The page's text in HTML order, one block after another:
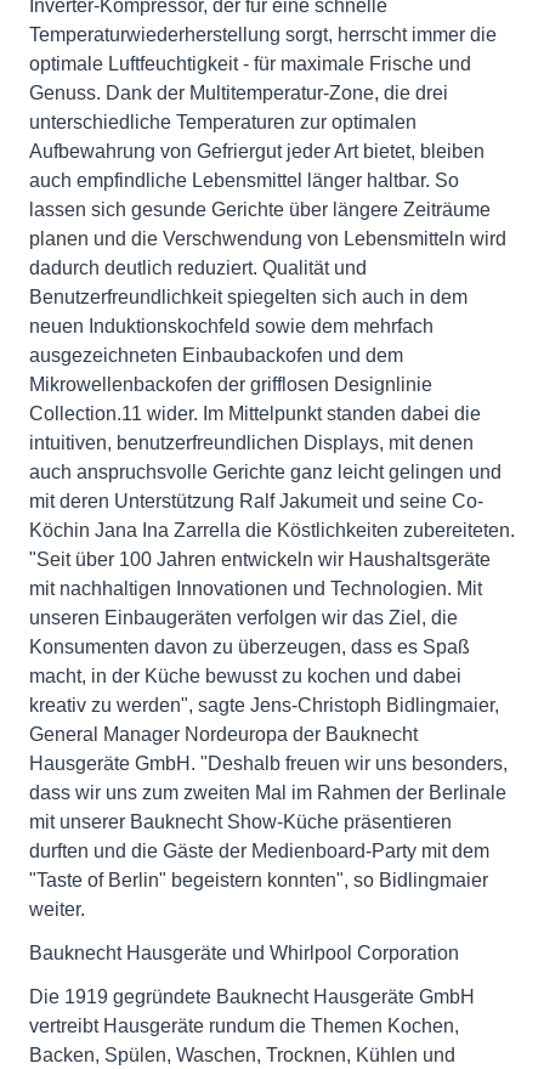
Inverter-Kompressor, der für eine schnelle
Temperaturwiederherstellung sorgt, herrscht immer die
optimale Luftfeuchtigkeit - für maximale Frische und
Genuss. Dank der Multitemperatur-Zone, die drei
unterschiedliche Temperaturen zur optimalen
Aufbewahrung von Gefriergut jeder Art bietet, bleiben
auch empfindliche Lebensmittel länger haltbar. So
lassen sich gesunde Gerichte über längere Zeiträume
planen und die Verschwendung von Lebensmitteln wird
dadurch deutlich reduziert. Qualität und
Benutzerfreundlichkeit spiegelten sich auch in dem
neuen Induktionskochfeld sowie dem mehrfach
ausgezeichneten Einbaubackofen und dem
Mikrowellenbackofen der grifflosen Designlinie
Collection.11 wider. Im Mittelpunkt standen dabei die
intuitiven, benutzerfreundlichen Displays, mit denen
auch anspruchsvolle Gerichte ganz leicht gelingen und
mit deren Unterstützung Ralf Jakumeit und seine Co-
Köchin Jana Ina Zarrella die Köstlichkeiten zubereiteten.
"Seit über 100 Jahren entwickeln wir Haushaltsgeräte
mit nachhaltigen Innovationen und Technologien. Mit
unseren Einbaugeräten verfolgen wir das Ziel, die
Konsumenten davon zu überzeugen, dass es Spaß
macht, in der Küche bewusst zu kochen und dabei
kreativ zu werden", sagte Jens-Christoph Bidlingmaier,
General Manager Nordeuropa der Bauknecht
Hausgeräte GmbH. "Deshalb freuen wir uns besonders,
dass wir uns zum zweiten Mal im Rahmen der Berlinale
mit unserer Bauknecht Show-Küche präsentieren
durften und die Gäste der Medienboard-Party mit dem
"Taste of Berlin" begeistern konnten", so Bidlingmaier
weiter.
Bauknecht Hausgeräte und Whirlpool Corporation
Die 1919 gegründete Bauknecht Hausgeräte GmbH
vertreibt Hausgeräte rundum die Themen Kochen,
Backen, Spülen, Waschen, Trocknen, Kühlen und